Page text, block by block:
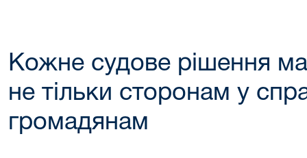
Кожне судове рішення
не тільки сторонам у
громадянам